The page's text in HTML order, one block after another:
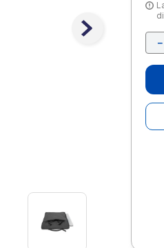
－